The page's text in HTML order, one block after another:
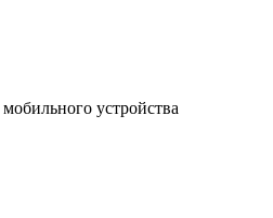
устройства